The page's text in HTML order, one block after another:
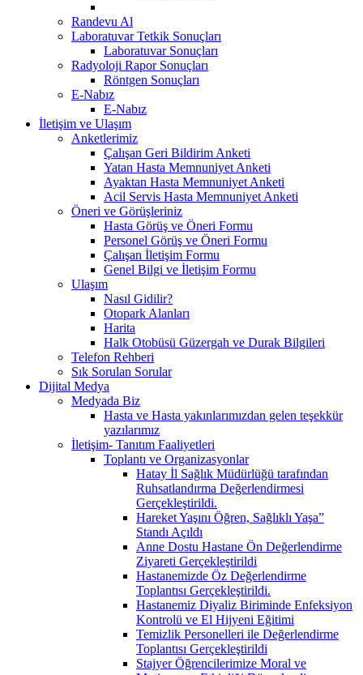
Randevu Al
Laboratuvar Tetkik Sonuçları
Laboratuvar Sonuçları
Radyoloji Rapor Sonuçları
Röntgen Sonuçları
E-Nabız
E-Nabız
İletişim ve Ulaşım
Anketlerimiz
Çalışan Geri Bildirim Anketi
Yatan Hasta Memnuniyet Anketi
Ayaktan Hasta Memnuniyet Anketi
Acil Servis Hasta Memnuniyet Anketi
Öneri ve Görüşleriniz
Hasta Görüş ve Öneri Formu
Personel Görüş ve Öneri Formu
Çalışan İletişim Formu
Genel Bilgi ve İletişim Formu
Ulaşım
Nasıl Gidilir?
Otopark Alanları
Harita
Halk Otobüsü Güzergah ve Durak Bilgileri
Telefon Rehberi
Sık Sorulan Sorular
Dijital Medya
Medyada Biz
Hasta ve Hasta yakınlarımızdan gelen teşekkür
yazılarımız
İletişim- Tanıtım Faaliyetleri
Toplantı ve Organizasyonlar
Hatay İl Sağlık Müdürlüğü tarafından
Ruhsatlandırma Değerlendirmesi
Gerçekleştirildi.
Hareket Yaşını Öğren, Sağlıklı Yaşa”
Standı Açıldı
Anne Dostu Hastane Ön Değerlendirme
Ziyareti Gerçekleştirildi
Hastanemizde Öz Değerlendirme
Toplantısı Gerçekleştirildi.
Hastanemiz Diyaliz Biriminde Enfeksiyon
Kontrolü ve El Hijyeni Eğitimi
Temizlik Personelleri ile Değerlendirme
Toplantısı Gerçekleştirildi
Stajyer Öğrencilerimize Moral ve